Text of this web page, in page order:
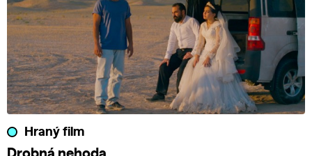
Hraný film